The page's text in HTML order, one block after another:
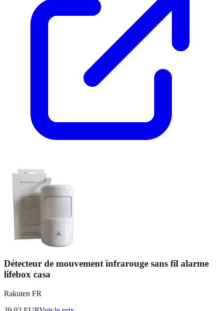
Détecteur de mouvement infrarouge sans fil alarme
lifebox casa
Rakuten FR